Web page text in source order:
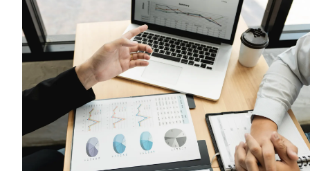
Service
サービス
デジタル
eye reach2.0
eye MEO